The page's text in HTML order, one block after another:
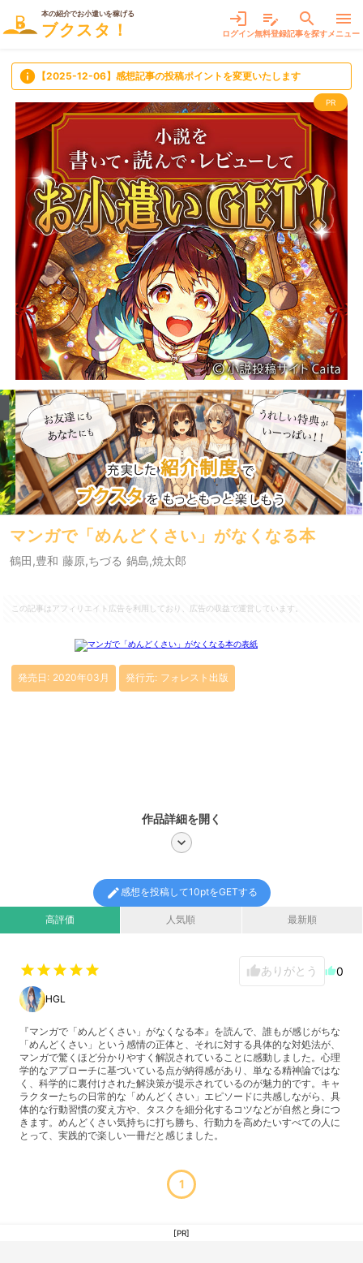
本の紹介でお小遣いを稼げる
ブクスタ！
login
ログイン
edit_note
無料登録
search
記事を探す
menu
メニュー
info 【2025-12-06】感想記事の投稿ポイントを変更いたします
PR
マンガで「めんどくさい」がなくなる本
鶴田,豊和 藤原,ちづる 鍋島,焼太郎
この記事はアフィリエイト広告を利用しており、広告の収益で運営しています。
作品詳細を開く
chevron_right
発売日: 2020年03月 発行元: フォレスト出版
高評価 人気順 最新順
edit感想を投稿して10ptをGETする
star star star star star thumb_upありがとう thumb_up0
HGL
『マンガで「めんどくさい」がなくなる本』を読んで、誰もが感じがちな
「めんどくさい」という感情の正体と、それに対する具体的な対処法が、
マンガで驚くほど分かりやすく解説されていることに感動しました。心理
学的なアプローチに基づいている点が納得感があり、単なる精神論ではな
く、科学的に裏付けされた解決策が提示されているのが魅力的です。キャ
ラクターたちの日常的な「めんどくさい」エピソードに共感しながら、具
体的な行動習慣の変え方や、タスクを細分化するコツなどが自然と身につ
きます。めんどくさい気持ちに打ち勝ち、行動力を高めたいすべての人に
とって、実践的で楽しい一冊だと感じました。
1
[PR]